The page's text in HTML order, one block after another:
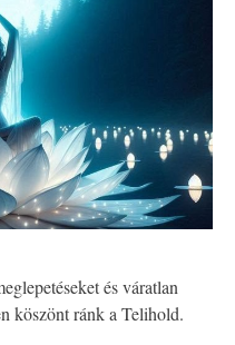
és váratlan
köszönt ránk a Telihold.